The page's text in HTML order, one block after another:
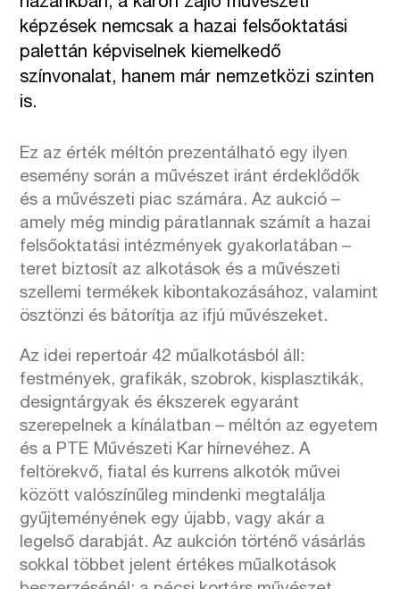
képzések nemcsak a hazai felsőoktatási
palettán képviselnek kiemelkedő
színvonalat, hanem már nemzetközi szinten
is.
Ez az érték méltón prezentálható egy ilyen
esemény során a művészet iránt érdeklődők
és a művészeti piac számára. Az aukció –
amely még mindig páratlannak számít a hazai
felsőoktatási intézmények gyakorlatában –
teret biztosít az alkotások és a művészeti
szellemi termékek kibontakozásához, valamint
ösztönzi és bátorítja az ifjú művészeket.
Az idei repertoár 42 műalkotásból áll:
festmények, grafikák, szobrok, kisplasztikák,
designtárgyak és ékszerek egyaránt
szerepelnek a kínálatban – méltón az egyetem
és a PTE Művészeti Kar hírnevéhez. A
feltörekvő, fiatal és kurrens alkotók művei
között valószínűleg mindenki megtalálja
gyűjteményének egy újabb, vagy akár a
legelső darabját. Az aukción történő vásárlás
sokkal többet jelent értékes műalkotások